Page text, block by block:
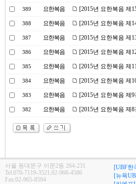
389 요한복음 [2015년 요한복음 제
388 요한복음 [2015년 요한복음 제
387 요한복음 [2015년 요한복음 제
386 요한복음 [2015년 요한복음 제
385 요한복음 [2015년 요한복음 제
384 요한복음 [2015년 요한복음 제
383 요한복음 [2015년 요한복음 제
382 요한복음 [2015년 요한복음 제
서울 동대문구 이문2동 264-231
Tel:070-7119-3521,02-968-4586
Fax:02-965-8594
[UBF한
[뉴욕